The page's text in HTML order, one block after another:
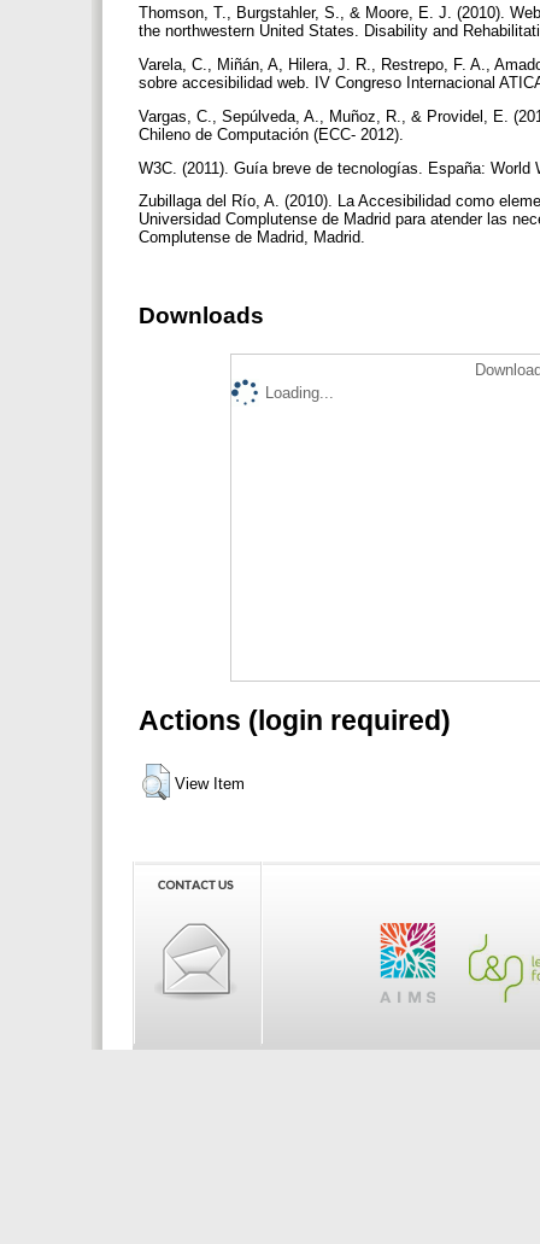
Thomson, T., Burgstahler, S., & Moore, E. J. (2010).
the northwestern United States. Disability and
Varela, C., Miñán, A, Hilera, J. R., Restrepo, F. A.,
sobre accesibilidad web. IV Congreso Internacional
Vargas, C., Sepúlveda, A., Muñoz, R., & Providel, E.
Chileno de Computación (ECC- 2012).
W3C. (2011). Guía breve de tecnologías. España: World
Zubillaga del Río, A. (2010). La Accesibilidad como
Universidad Complutense de Madrid para atender las
Complutense de Madrid, Madrid.
Downloads
Loading...
Actions (login required)
View Item